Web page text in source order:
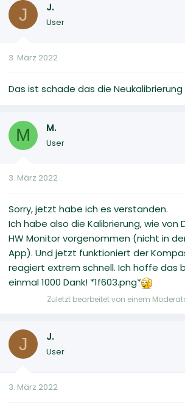
J J.
User
3. März 2022
Das ist schade das die
M M.
User
3. März 2022
Sorry, jetzt habe ich es verstanden.
Ich habe also die Kalibrierung, wie von
HW Monitor vorgenommen (nicht in
App). Und jetzt funktioniert der
reagiert extrem schnell. Ich hoffe das
einmal 1000 Dank! *1f603.png*
Zuletzt bearbeitet von einem
J J.
User
3. März 2022